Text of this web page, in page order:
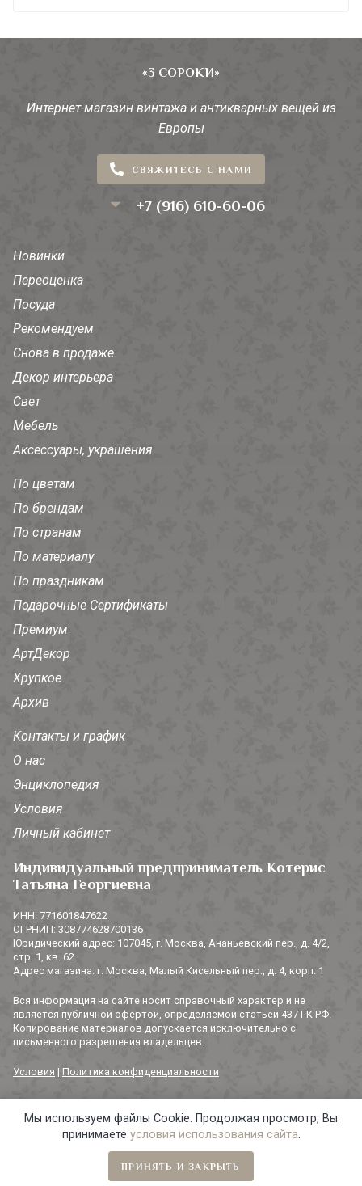
«3 СОРОКИ»
Интернет-магазин винтажа и антикварных вещей из
Европы
СВЯЖИТЕСЬ С НАМИ
+7 (916) 610-60-06
Новинки
Переоценка
Посуда
Рекомендуем
Снова в продаже
Декор интерьера
Свет
Мебель
Аксессуары, украшения
По цветам
По брендам
По странам
По материалу
По праздникам
Подарочные Сертификаты
Премиум
АртДекор
Хрупкое
Архив
Контакты и график
О нас
Энциклопедия
Условия
Личный кабинет
Индивидуальный предприниматель Котерис
Татьяна Георгиевна
ИНН: 771601847622
ОГРНИП: 308774628700136
Юридический адрес: 107045, г. Москва, Ананьевский пер., д. 4/2,
стр. 1, кв. 62
Адрес магазина: г. Москва, Малый Кисельный пер., д. 4, корп. 1
Вся информация на сайте носит справочный характер и не
является публичной офертой, определяемой статьей 437 ГК РФ.
Копирование материалов допускается исключительно с
письменного разрешения владельцев.
Условия | Политика конфиденциальности
© 2014-2026 «3 СОРОКИ». Все права защищены.
Мы используем файлы Cookie. Продолжая просмотр, Вы
принимаете условия использования сайта.
ПРИНЯТЬ И ЗАКРЫТЬ